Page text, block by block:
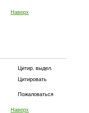
Наверх
Цитир. выдел.
Цитировать
Пожаловаться
Наверх